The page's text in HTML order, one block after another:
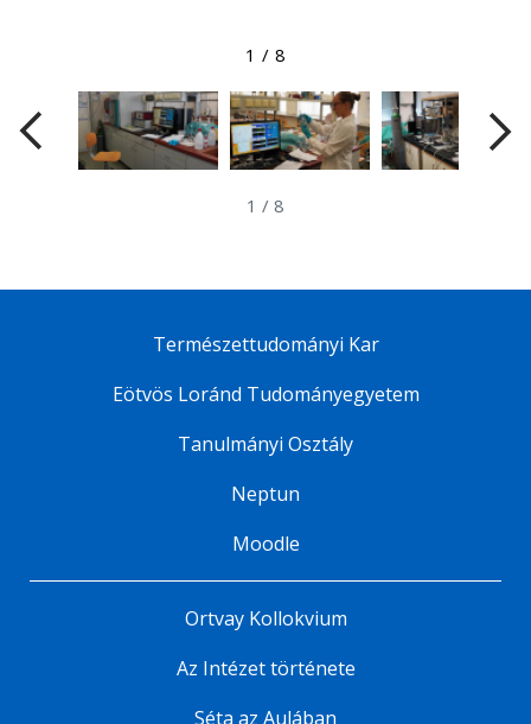
1 / 8
1 / 8
Természettudományi Kar
Eötvös Loránd Tudományegyetem
Tanulmányi Osztály
Neptun
Moodle
Ortvay Kollokvium
Az Intézet története
Séta az Aulában